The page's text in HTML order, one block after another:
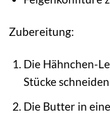
Zubereitung:
Die Hähnchen-
Stücke
Die Butter in